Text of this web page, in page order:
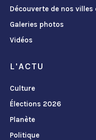
Découverte de nos
Galeries photos
Vidéos
L'ACTU
Culture
Élections 2026
Planète
Politique